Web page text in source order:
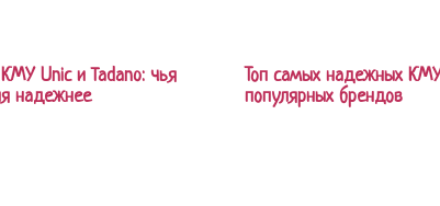
Unic и Tadano: чья
надежнее
Топ самых надежных
популярных брендов